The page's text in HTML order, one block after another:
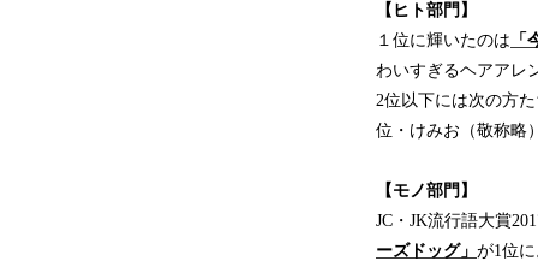
【ヒト部門】
１位に輝いたのは 「
わいすぎるヘアアレ
2位以下には次の方
位・けみお（敬称略
【モノ部門】
JC・JK流行語大賞
ーズドッグ」 が1位